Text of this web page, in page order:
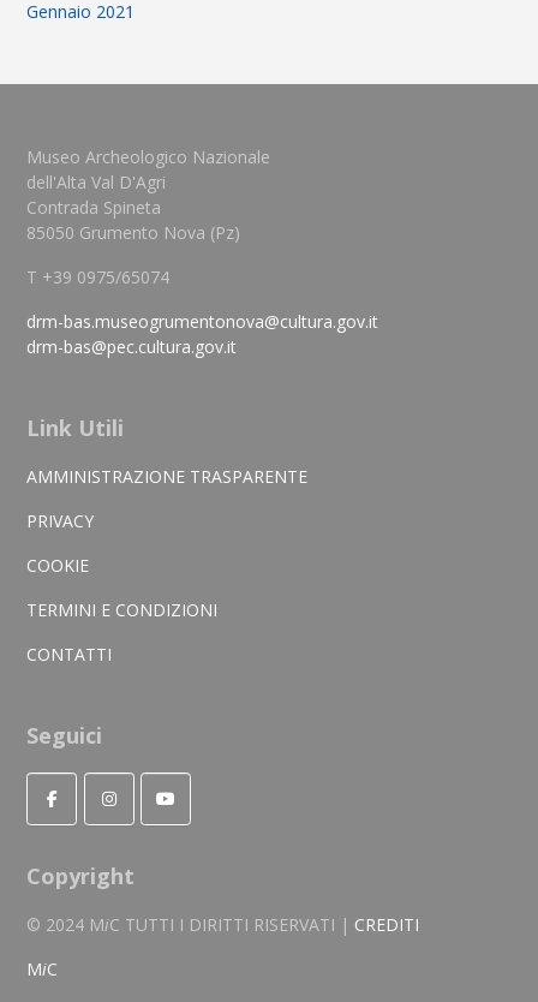
Gennaio 2021
Museo Archeologico Nazionale
dell'Alta Val D'Agri
Contrada Spineta
85050 Grumento Nova (Pz)
T +39 0975/65074
drm-bas.museogrumentonova@cultura.gov.it
drm-bas@pec.cultura.gov.it
Link Utili
AMMINISTRAZIONE TRASPARENTE
PRIVACY
COOKIE
TERMINI E CONDIZIONI
CONTATTI
Seguici
Copyright
© 2024 MiC TUTTI I DIRITTI RISERVATI | CREDITI
MiC